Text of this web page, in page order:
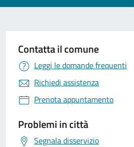
Contatta il comune
Leggi le domande frequenti
Richiedi assistenza
Prenota appuntamento
Problemi in città
Segnala disservizio